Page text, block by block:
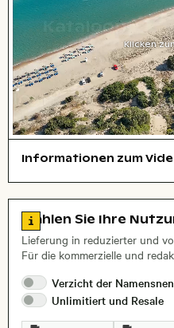
Klicken
Informationen zum
Zu den
Wählen Sie Ihre
Lieferung in reduzierter und
Für die kommerzielle und
Verzicht der
Unlimitiert und Resale